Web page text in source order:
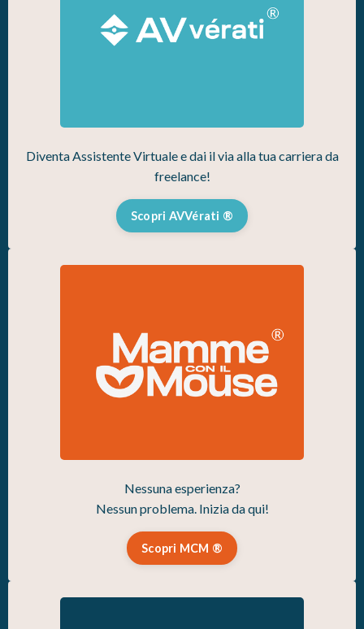
Diventa Assistente Virtuale e dai il via alla tua carriera da
freelance!
Scopri AVVérati ®
Nessuna esperienza?
Nessun problema. Inizia da qui!
Scopri MCM ®